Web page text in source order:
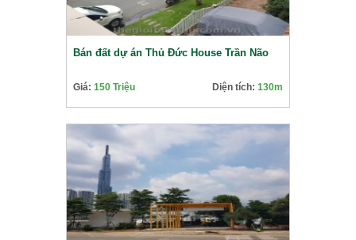
Bán đất dự án Thủ Đức House Trần Não
Giá: 150 Triệu Diện tích: 130m